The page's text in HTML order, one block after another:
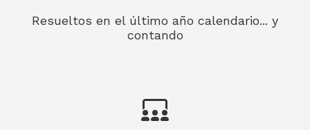
Resueltos en el último año calendario... y
contando